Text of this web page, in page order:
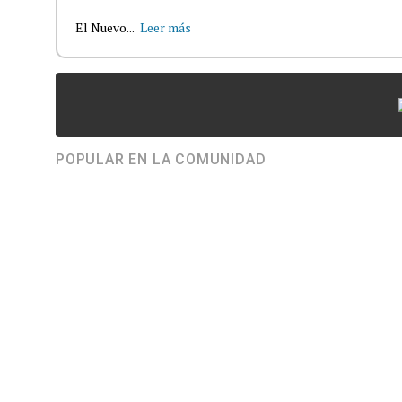
El Nuevo... Leer más
POPULAR EN LA COMUNIDAD